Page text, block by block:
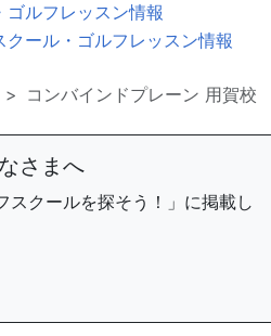
ルフレッスン情報
ール・ゴルフレッスン情報
コンバインドプレーン 用賀校
さまへ
スクールを探そう！」に掲載し